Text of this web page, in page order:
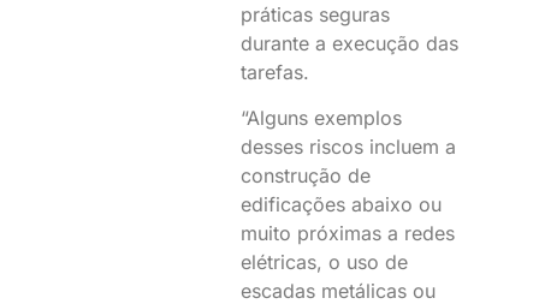
práticas seguras
durante a execução das
tarefas.
“Alguns exemplos
desses riscos incluem a
construção de
edificações abaixo ou
muito próximas a redes
elétricas, o uso de
escadas metálicas ou